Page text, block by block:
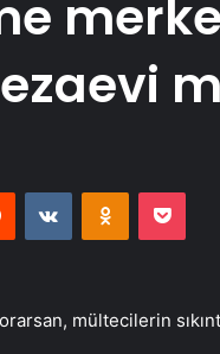
Reddit VKontakteOdnoklassniki
mültecilerin